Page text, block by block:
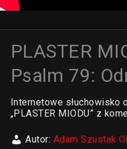
PLASTER
Psalm 79:
Internetowe słuchowisko
„PLASTER MIODU” z
Autor: Adam Szustak